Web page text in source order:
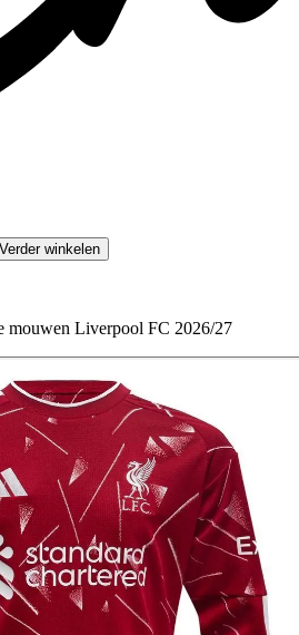
Verder winkelen
mouwen Liverpool FC 2026/27